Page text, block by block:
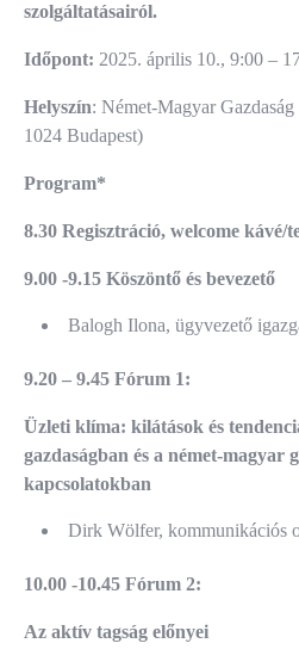
szolgáltatásairól.
Időpont: 2025. április 10., 9:00 –
Helyszín: Német-Magyar
1024 Budapest)
Program*
8.30 Regisztráció, welcome kávé/
9.00 -9.15 Köszöntő és bevezető
Balogh Ilona, ügyvezető
9.20 – 9.45 Fórum 1:
Üzleti klíma: kilátások és
gazdaságban és a német-magyar
kapcsolatokban
Dirk Wölfer, kommunikációs
10.00 -10.45 Fórum 2:
Az aktív tagság előnyei